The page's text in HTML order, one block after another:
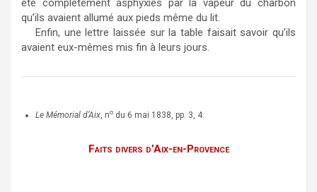
qu’ils avaient allumé aux pieds même du lit.
Enfin, une lettre laissée sur la table faisait savoir qu’ils
avaient eux-mêmes mis fin à leurs jours.
Le Mémorial d’Aix , no du 6 mai 1838, pp. 3, 4.
Faits divers d’Aix-en-Provence